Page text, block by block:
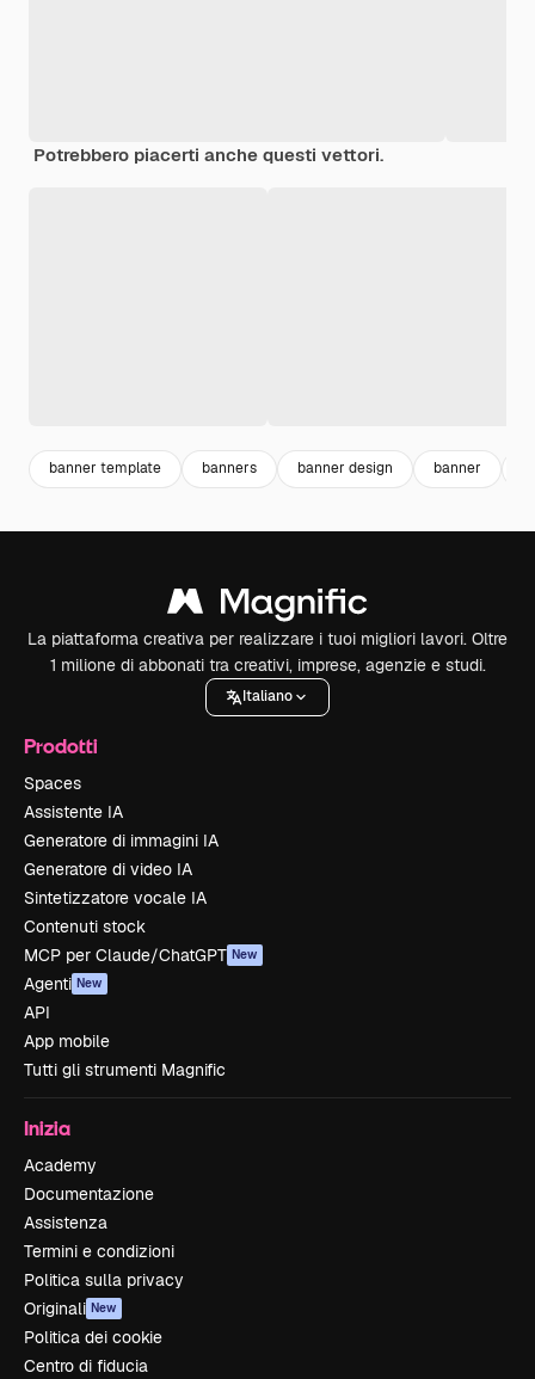
Potrebbero piacerti anche questi vettori.
banner template banners banner design banner
La piattaforma creativa per realizzare i tuoi migliori lavori. Oltre
1 milione di abbonati tra creativi, imprese, agenzie e studi.
Italiano
Prodotti
Spaces
Assistente IA
Generatore di immagini IA
Generatore di video IA
Sintetizzatore vocale IA
Contenuti stock
MCP per Claude/ChatGPT New
Agenti New
API
App mobile
Tutti gli strumenti Magnific
Inizia
Academy
Documentazione
Assistenza
Termini e condizioni
Politica sulla privacy
Originali New
Politica dei cookie
Centro di fiducia